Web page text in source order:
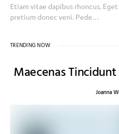
Etiam vitae dapibus rhoncus.
pretium donec veni. Pede…
TRENDING NOW
Maecenas
Joanna